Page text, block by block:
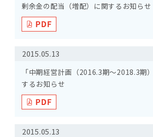
剰余金の配当（増配）に関するお知らせ
2015.05.13
「中期経営計画（2016.3期～2018.3期
するお知らせ
2015.05.13